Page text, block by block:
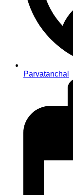
Parvatanchal